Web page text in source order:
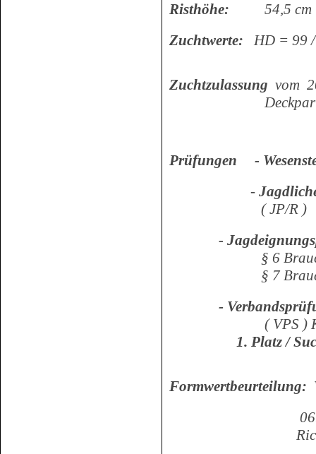
Risthöhe: 54,5 cm
Zuchtwerte: HD = 99
Zuchtzulassung vom
Deckpartner
Prüfungen -
-
( JP/R )
-
§ 6
§ 7
-
( VPS ) KJS
1. Platz /
Formwertbeurteilung:
Richterin Fr.